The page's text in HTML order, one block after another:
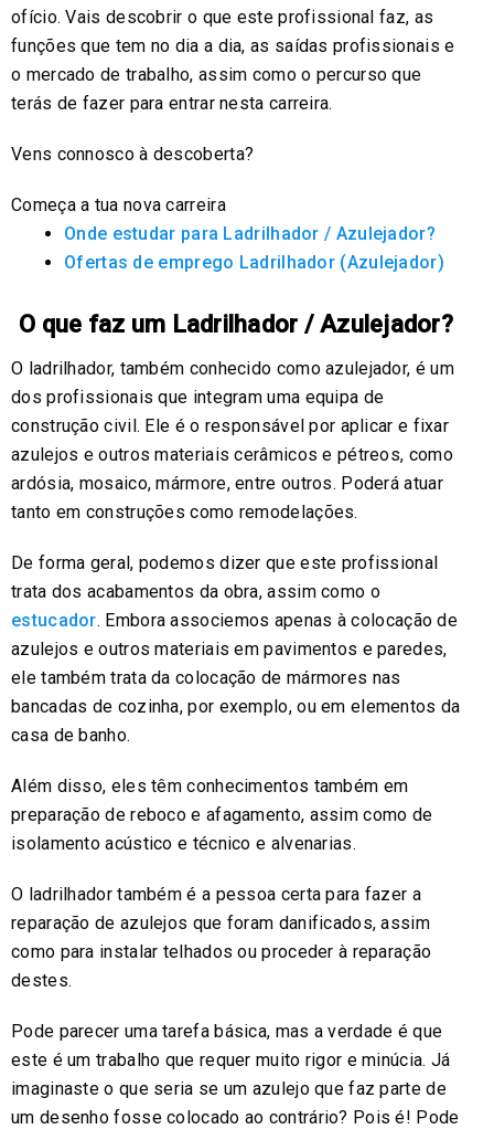
ofício. Vais descobrir o que este profissional faz, as
funções que tem no dia a dia, as saídas profissionais e
o mercado de trabalho, assim como o percurso que
terás de fazer para entrar nesta carreira.
Vens connosco à descoberta?
Começa a tua nova carreira
Onde estudar para Ladrilhador / Azulejador?
Ofertas de emprego Ladrilhador (Azulejador)
O que faz um Ladrilhador / Azulejador?
O ladrilhador, também conhecido como azulejador, é um
dos profissionais que integram uma equipa de
construção civil. Ele é o responsável por aplicar e fixar
azulejos e outros materiais cerâmicos e pétreos, como
ardósia, mosaico, mármore, entre outros. Poderá atuar
tanto em construções como remodelações.
De forma geral, podemos dizer que este profissional
trata dos acabamentos da obra, assim como o
estucador. Embora associemos apenas à colocação de
azulejos e outros materiais em pavimentos e paredes,
ele também trata da colocação de mármores nas
bancadas de cozinha, por exemplo, ou em elementos da
casa de banho.
Além disso, eles têm conhecimentos também em
preparação de reboco e afagamento, assim como de
isolamento acústico e técnico e alvenarias.
O ladrilhador também é a pessoa certa para fazer a
reparação de azulejos que foram danificados, assim
como para instalar telhados ou proceder à reparação
destes.
Pode parecer uma tarefa básica, mas a verdade é que
este é um trabalho que requer muito rigor e minúcia. Já
imaginaste o que seria se um azulejo que faz parte de
um desenho fosse colocado ao contrário? Pois é! Pode